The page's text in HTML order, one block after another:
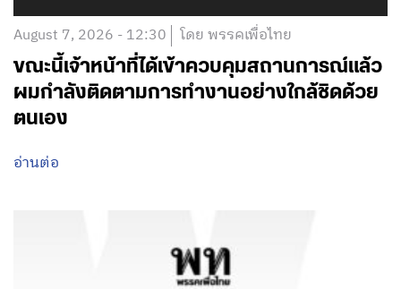
August 7, 2026 - 12:30 โดย พรรคเพื่อไทย
ขณะนี้เจ้าหน้าที่ได้เข้าควบคุมสถานการณ์แล้ว
ผมกำลังติดตามการทำงานอย่างใกล้ชิดด้วย
ตนเอง
อ่านต่อ